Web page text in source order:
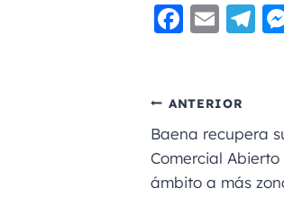
F
e
b
o
E
l
Te
m
ANTERIOR
Baena recupera
Comercial
ámbito a más